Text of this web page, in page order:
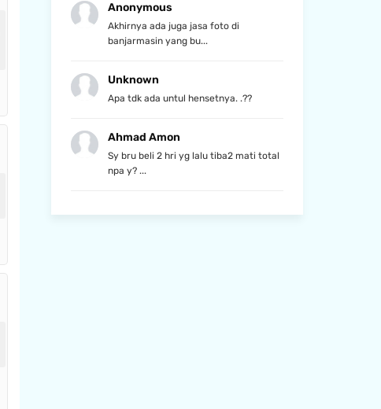
Anonymous
Akhirnya ada juga jasa foto di
banjarmasin yang bu...
Unknown
Apa tdk ada untul hensetnya. .??
Ahmad Amon
Sy bru beli 2 hri yg lalu tiba2 mati total
npa y? ...